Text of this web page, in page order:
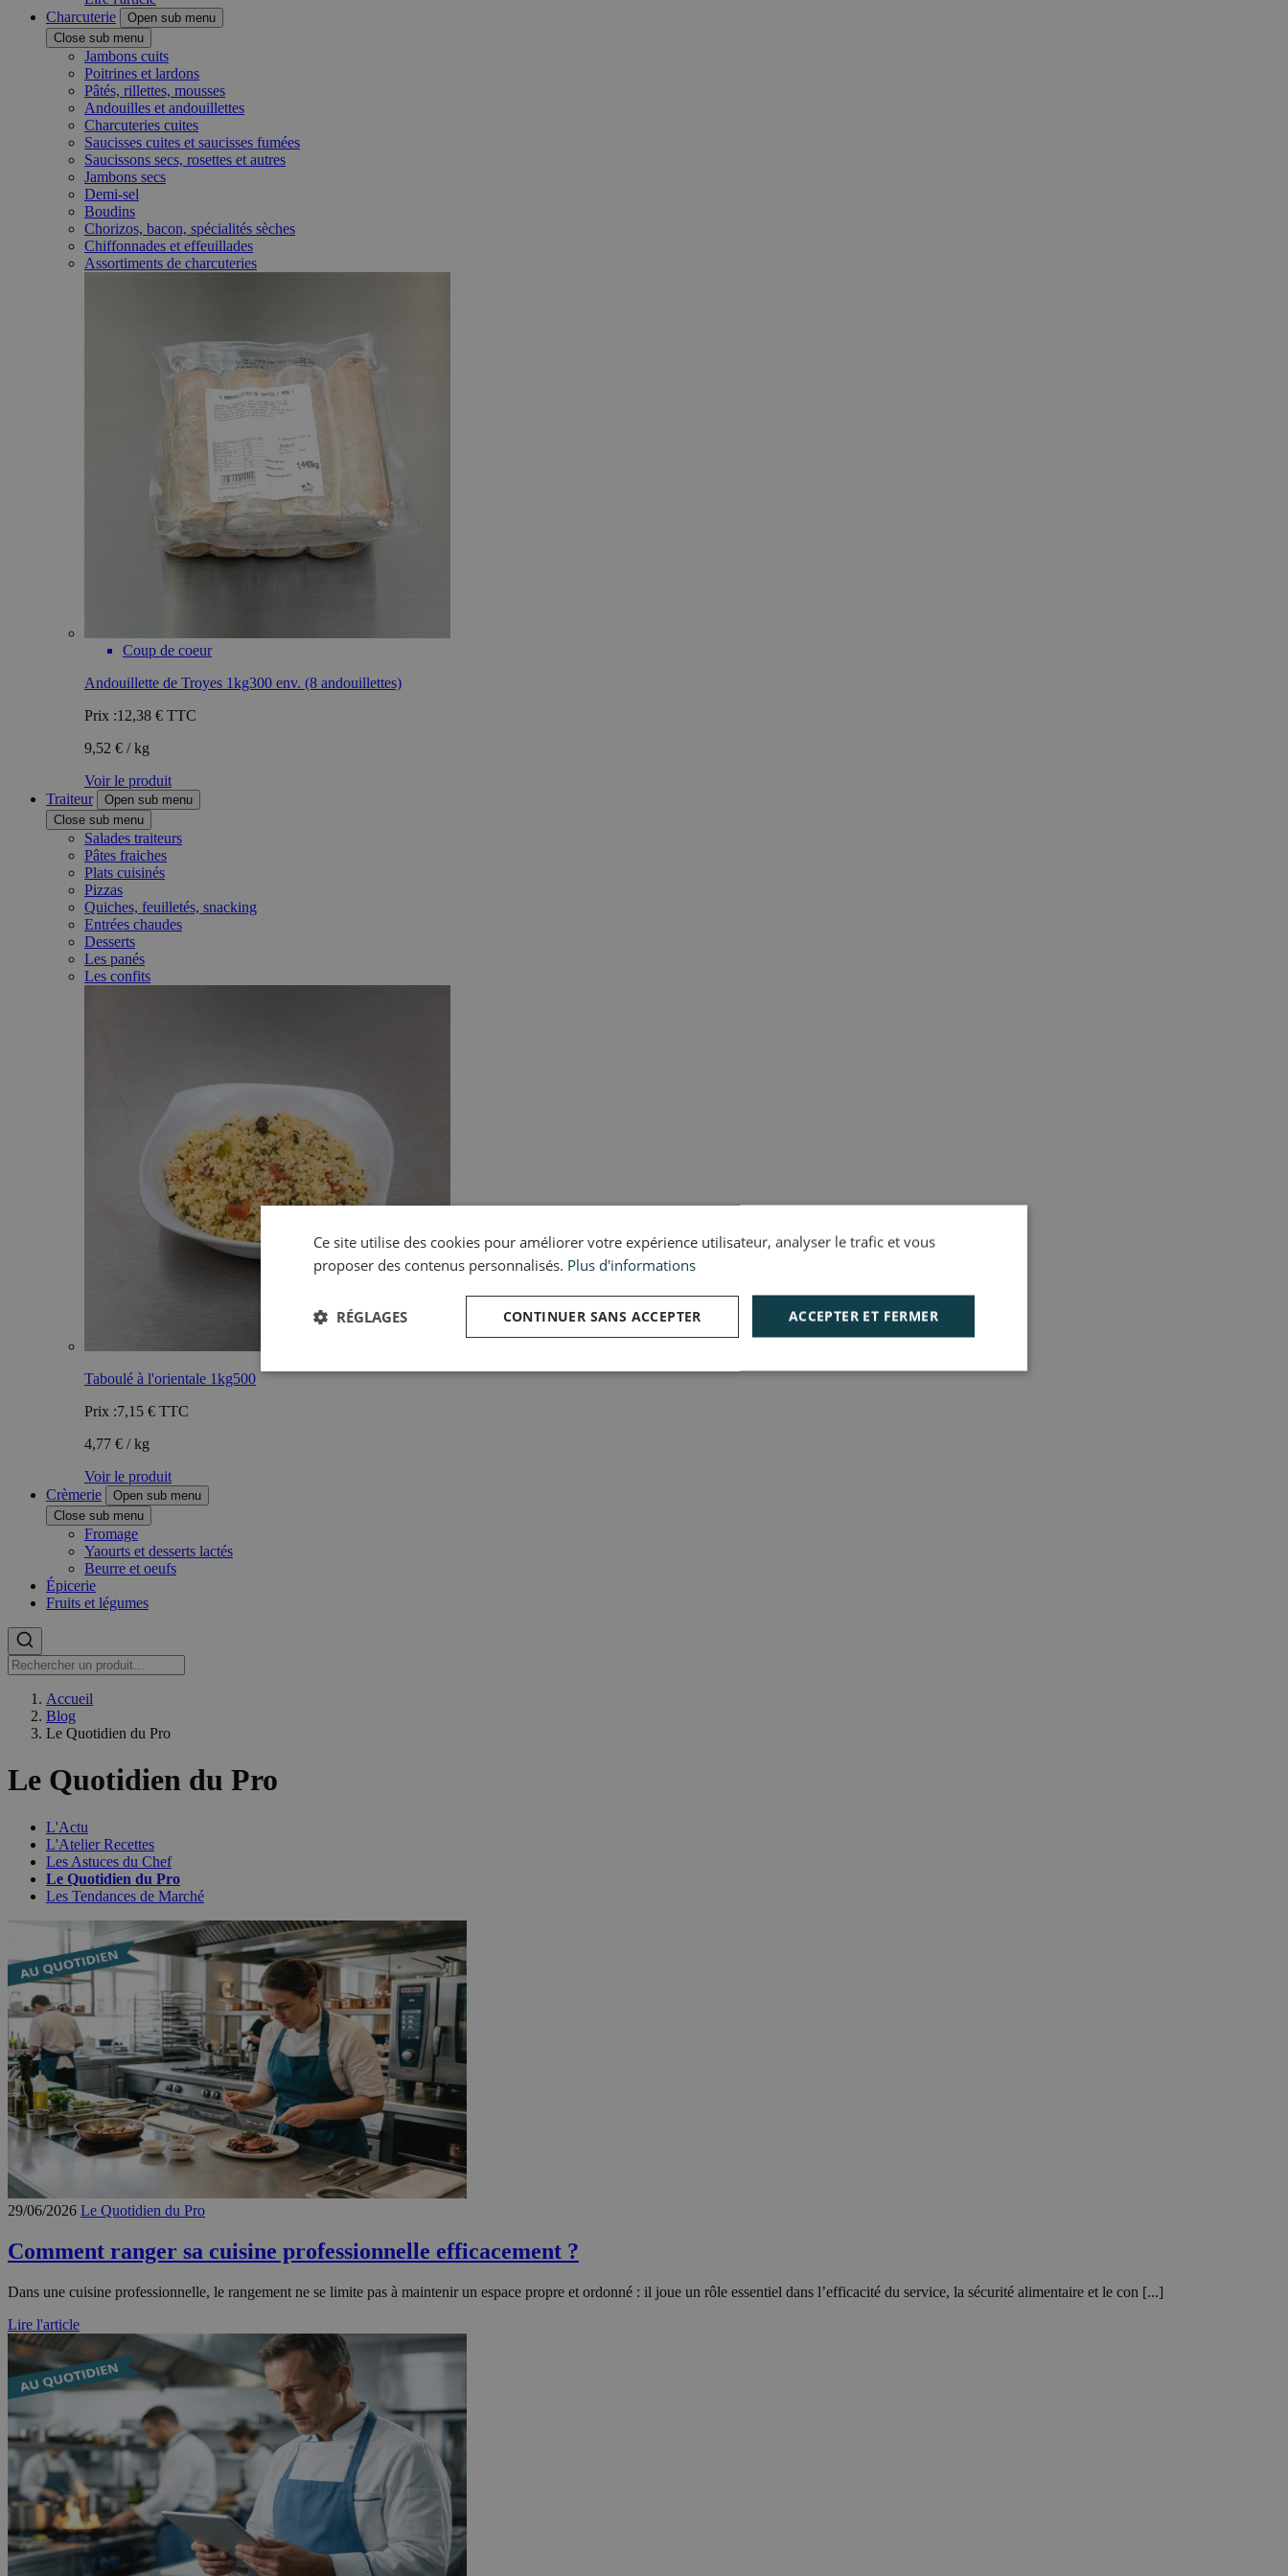
Charcuterie
Open sub menu
Close sub menu
Jambons cuits
Poitrines et lardons
Pâtés, rillettes, mousses
Andouilles et andouillettes
Charcuteries cuites
Saucisses cuites et saucisses fumées
Saucissons secs, rosettes et autres
Jambons secs
Demi-sel
Boudins
Chorizos, bacon, spécialités sèches
Chiffonnades et effeuillades
Assortiments de charcuteries
Coup de coeur
Andouillette de Troyes 1kg300 env. (8 andouillettes)
Prix :12,38 € TTC
9,52 € / kg
Voir le produit
Traiteur
Open sub menu
Close sub menu
Salades traiteurs
Pâtes fraiches
Plats cuisinés
Pizzas
Quiches, feuilletés, snacking
Entrées chaudes
Desserts
Les panés
Les confits
Taboulé à l'orientale 1kg500
Prix :7,15 € TTC
4,77 € / kg
Voir le produit
Crèmerie
Open sub menu
Close sub menu
Fromage
Yaourts et desserts lactés
Beurre et oeufs
Épicerie
Fruits et légumes
Accueil
Blog
Le Quotidien du Pro
Le Quotidien du Pro
L'Actu
L'Atelier Recettes
Les Astuces du Chef
Le Quotidien du Pro
Les Tendances de Marché
29/06/2026 Le Quotidien du Pro
Comment ranger sa cuisine professionnelle efficacement ?
Dans une cuisine professionnelle, le rangement ne se limite pas à maintenir un espace propre et ordonné : il joue un rôle essentiel dans l’efficacité du service, la sécurité alimentaire et le con [...]
Lire l'article
Ce site utilise des cookies pour améliorer votre expérience utilisateur, analyser le trafic et vous
proposer des contenus personnalisés. Plus d'informations
ACCEPTER ET FERMER
CONTINUER SANS ACCEPTER
RÉGLAGES